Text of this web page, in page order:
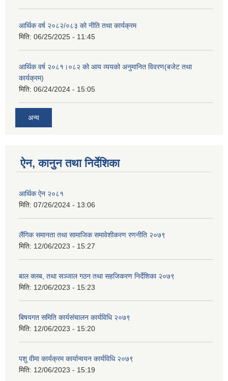
आर्थिक वर्ष २०८२/०८३ को नीति तथा कार्यक्रम
मिति: 06/25/2025 - 11:45
आर्थिक वर्ष २०८१।०८२ को आय व्ययको अनुमानित विवरण(बजेट तथा
कार्यक्रम)
मिति: 06/24/2024 - 15:05
अन्य
ऐन, कानुन तथा निर्देशिका
आर्थिक ऐन २०८१
मिति: 07/26/2024 - 13:06
लैंगिक समानता तथा सामाजिक समावेशीकरण रणनीति २०७९
मिति: 12/06/2023 - 15:27
बाल क्लब, तथा सञ्जाल गठन तथा सहजिकरण निर्देशिका २०७९
मिति: 12/06/2023 - 15:23
बिषयगत समिति कार्यसंचालन कार्यविधि २०७९
मिति: 12/06/2023 - 15:20
पशु वीमा कार्यक्रम कार्यान्वयन कार्यविधि २०७९
मिति: 12/06/2023 - 15:19